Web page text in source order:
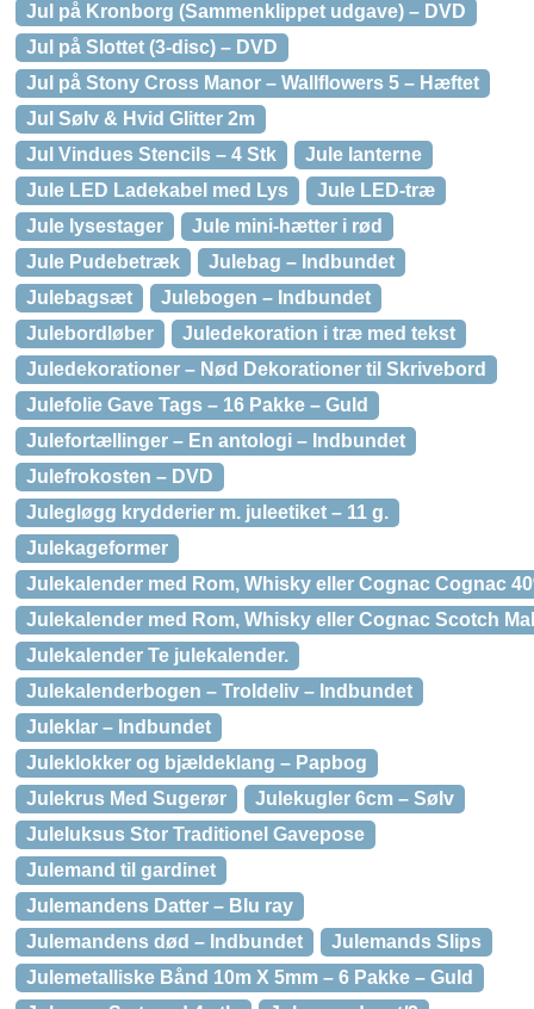
Jul på Kronborg (Sammenklippet udgave) – DVD
Jul på Slottet (3-disc) – DVD
Jul på Stony Cross Manor – Wallflowers 5 – Hæftet
Jul Sølv & Hvid Glitter 2m
Jul Vindues Stencils – 4 Stk
Jule lanterne
Jule LED Ladekabel med Lys
Jule LED-træ
Jule lysestager
Jule mini-hætter i rød
Jule Pudebetræk
Julebag – Indbundet
Julebagsæt
Julebogen – Indbundet
Julebordløber
Juledekoration i træ med tekst
Juledekorationer – Nød Dekorationer til Skrivebord
Julefolie Gave Tags – 16 Pakke – Guld
Julefortællinger – En antologi – Indbundet
Julefrokosten – DVD
Julegløgg krydderier m. juleetiket – 11 g.
Julekageformer
Julekalender med Rom, Whisky eller Cognac Cognac
Julekalender med Rom, Whisky eller Cognac Scotch
Julekalender Te julekalender.
Julekalenderbogen – Troldeliv – Indbundet
Juleklar – Indbundet
Juleklokker og bjældeklang – Papbog
Julekrus Med Sugerør
Julekugler 6cm – Sølv
Juleluksus Stor Traditionel Gavepose
Julemand til gardinet
Julemandens Datter – Blu ray
Julemandens død – Indbundet
Julemands Slips
Julemetalliske Bånd 10m X 5mm – 6 Pakke – Guld